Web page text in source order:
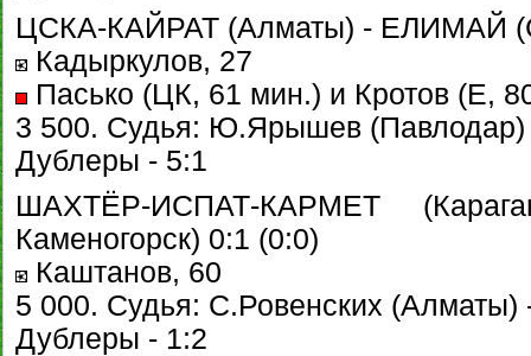
ЦСКА-КАЙРАТ (Алматы) - ЕЛИМАЙ
Кадыркулов, 27
Пасько (ЦК, 61 мин.) и Кротов (Е,
3 500. Судья: Ю.Ярышев (Павлодар)
Дублеры - 5:1
ШАХТЁР-ИСПАТ-КАРМЕТ
Каменогорск) 0:1 (0:0)
Каштанов, 60
5 000. Судья: С.Ровенских (Алматы)
Дублеры - 1:2